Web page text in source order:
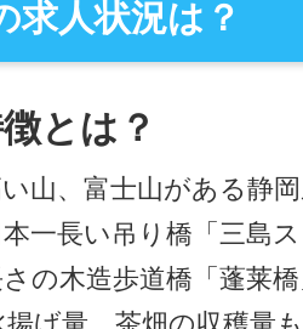
求人状況は？
とは？
山、富士山がある静
一長い吊り橋「三島
の木造歩道橋「蓬莱